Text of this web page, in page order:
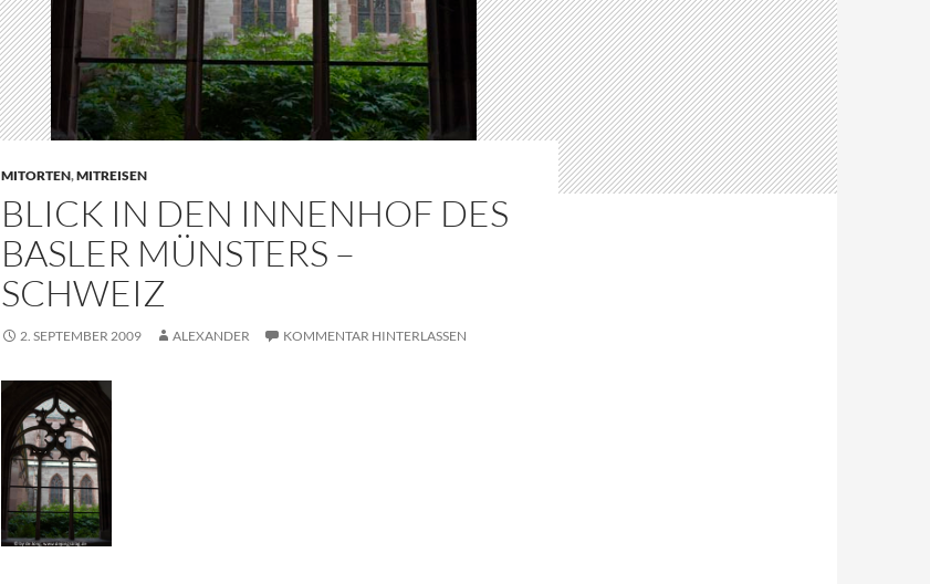
MITORTEN,MITREISEN
BLICK IN DEN INNENHOF DES
BASLER MÜNSTERS –
SCHWEIZ
2. SEPTEMBER 2009 ALEXANDER KOMMENTAR HINTERLASSEN